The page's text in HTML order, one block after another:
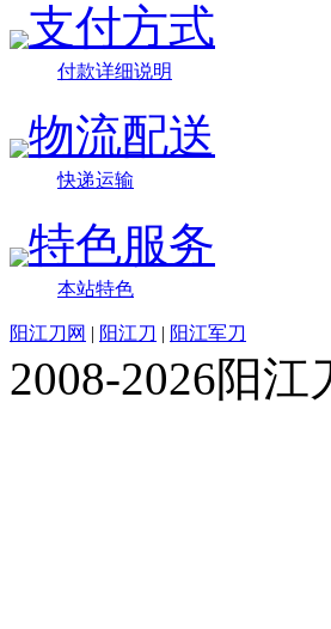
支付方式
付款详细说明
物流配送
快递运输
特色服务
本站特色
阳江刀网 | 阳江刀 | 阳江军刀
2008-2026阳